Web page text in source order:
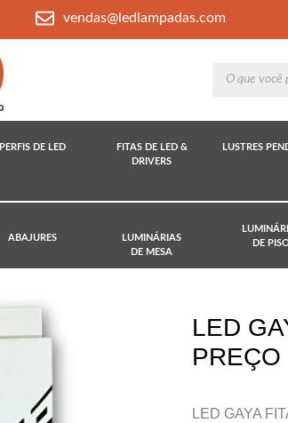
vendas@ledlampadas.com
PERFIS DE LED
FITAS DE LED &
DRIVERS
LUSTRES
ABAJURES
LUMINÁRIAS
DE MESA
DE
LED
LED GAYA